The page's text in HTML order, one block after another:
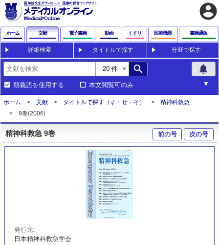
account_circle
ホーム 文献 電子書籍 動画 くすり 医療機器 書籍通販
詳細検索 タイトルで探す 分野で探す
search notifications
類義語を使用する 本文閲覧可のみ
ホーム 文献 タイトルで探す（す・せ・そ）
精神科救急
9巻(2006)
精神科救急 9巻 前の号 次の号
発行元
日本精神科救急学会